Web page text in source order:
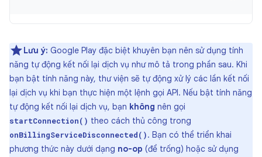
Lưu ý: Google Play đặc biệt khuyên bạn nên sử dụng tính
năng tự động kết nối lại dịch vụ như mô tả trong phần sau. Khi
bạn bật tính năng này, thư viện sẽ tự động xử lý các lần kết nối
lại dịch vụ khi bạn thực hiện một lệnh gọi API. Nếu bật tính năng
tự động kết nối lại dịch vụ, bạn không nên gọi
startConnection() theo cách thủ công trong
onBillingServiceDisconnected(). Bạn có thể triển khai
phương thức này dưới dạng no-op (để trống) hoặc sử dụng